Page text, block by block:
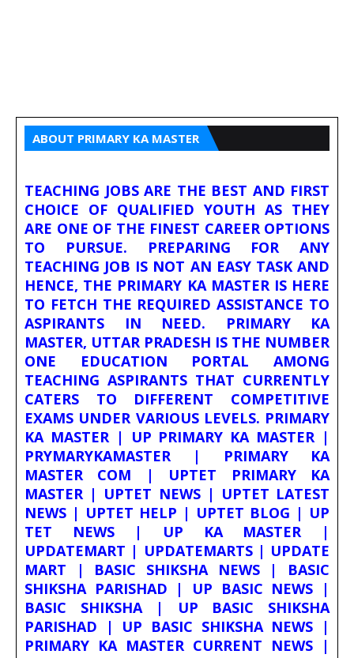
ABOUT PRIMARY KA MASTER
TEACHING JOBS ARE THE BEST AND FIRST
CHOICE OF QUALIFIED YOUTH AS THEY
ARE ONE OF THE FINEST CAREER OPTIONS
TO PURSUE. PREPARING FOR ANY
TEACHING JOB IS NOT AN EASY TASK AND
HENCE, THE PRIMARY KA MASTER IS HERE
TO FETCH THE REQUIRED ASSISTANCE TO
ASPIRANTS IN NEED. PRIMARY KA
MASTER, UTTAR PRADESH IS THE NUMBER
ONE EDUCATION PORTAL AMONG
TEACHING ASPIRANTS THAT CURRENTLY
CATERS TO DIFFERENT COMPETITIVE
EXAMS UNDER VARIOUS LEVELS. PRIMARY
KA MASTER | UP PRIMARY KA MASTER |
PRYMARYKAMASTER | PRIMARY KA
MASTER COM | UPTET PRIMARY KA
MASTER | UPTET NEWS | UPTET LATEST
NEWS | UPTET HELP | UPTET BLOG | UP
TET NEWS | UP KA MASTER |
UPDATEMART | UPDATEMARTS | UPDATE
MART | BASIC SHIKSHA NEWS | BASIC
SHIKSHA PARISHAD | UP BASIC NEWS |
BASIC SHIKSHA | UP BASIC SHIKSHA
PARISHAD | UP BASIC SHIKSHA NEWS |
PRIMARY KA MASTER CURRENT NEWS |